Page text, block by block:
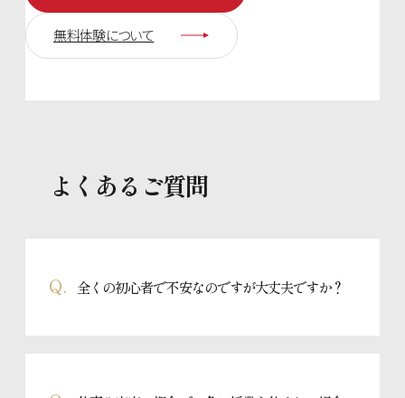
無料体験について
よくあるご質問
Q. 全くの初心者で不安なのですが大丈夫ですか？